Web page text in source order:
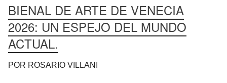
BIENAL DE ARTE DE VENECIA
2026: UN ESPEJO DEL MUNDO
ACTUAL.
POR ROSARIO VILLANI